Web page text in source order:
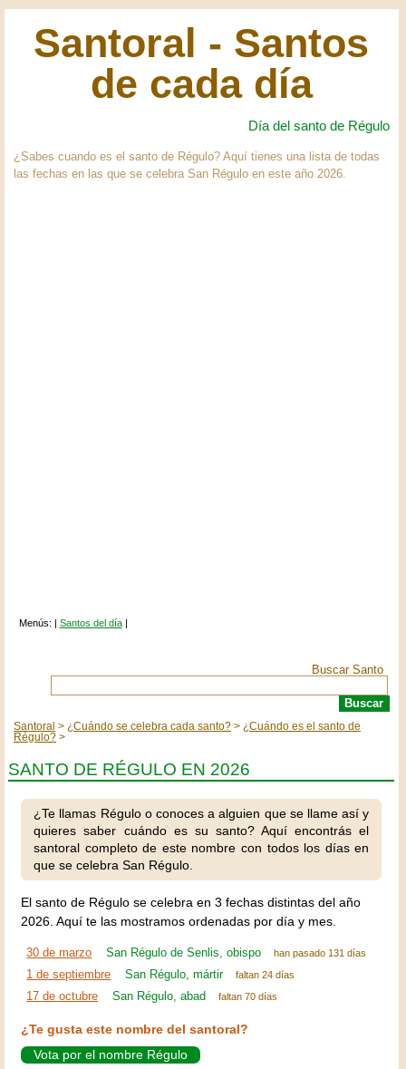
Santoral - Santos
de cada día
Día del santo de Régulo
¿Sabes cuando es el santo de Régulo? Aquí tienes una lista de todas
las fechas en las que se celebra San Régulo en este año 2026.
Menús: | Santos del día|
Buscar Santo
Santoral ¿Cuándo se celebra cada santo?
¿Cuándo es el santo de
Régulo?
SANTO DE RÉGULO EN 2026
¿Te llamas Régulo o conoces a alguien que se llame así y
quieres saber cuándo es su santo? Aquí encontrás el
santoral completo de este nombre con todos los días en
que se celebra San Régulo.
El santo de Régulo se celebra en 3 fechas distintas del año
2026. Aquí te las mostramos ordenadas por día y mes.
30 de marzo San Régulo de Senlis, obispo han pasado 131 días
1 de septiembre San Régulo, mártir faltan 24 días
17 de octubre San Régulo, abad faltan 70 días
¿Te gusta este nombre del santoral?
Vota por el nombre Régulo